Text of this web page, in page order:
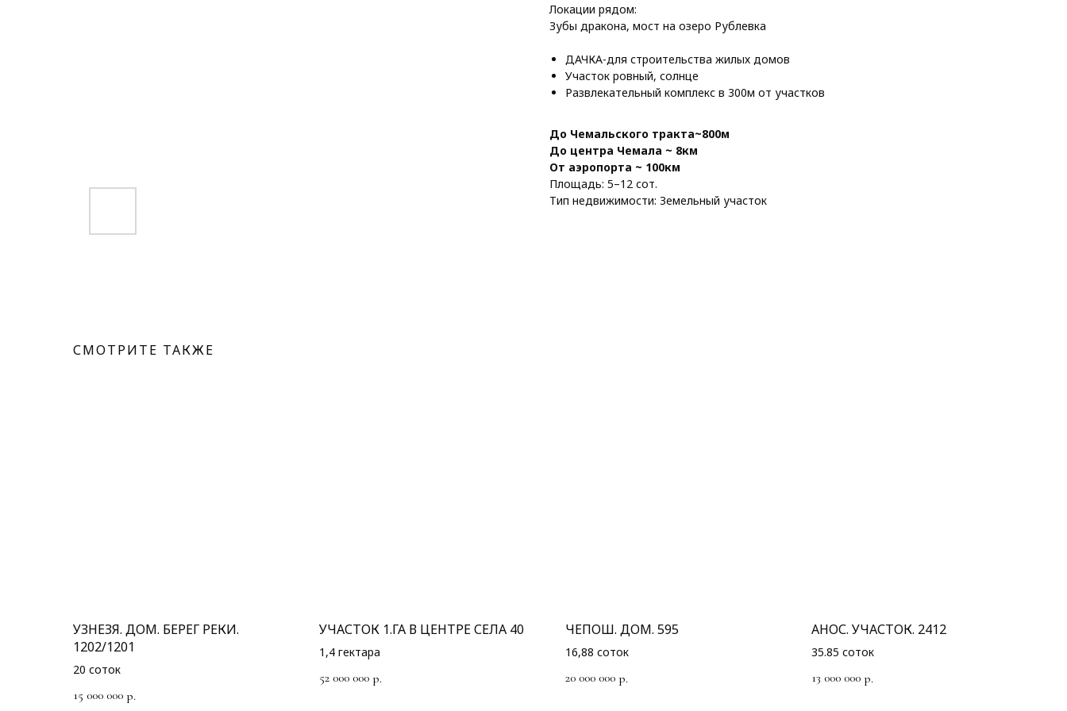
Локации рядом:
Зубы дракона, мост на озеро Рублевка
ДАЧКА-для строительства жилых домов
Участок ровный, солнце
Развлекательный комплекс в 300м от участков
До Чемальского тракта~800м
До центра Чемала ~ 8км
От аэропорта ~ 100км
Площадь: 5–12 сот.
Тип недвижимости: Земельный участок
СМОТРИТЕ ТАКЖЕ
УЗНЕЗЯ. ДОМ. БЕРЕГ РЕКИ.
1202/1201
20 соток
15 000 000 р.
УЧАСТОК 1.ГА В ЦЕНТРЕ СЕЛА 40
1,4 гектара
52 000 000 р.
ЧЕПОШ. ДОМ. 595
16,88 соток
20 000 000 р.
АНОС. УЧАСТОК. 2412
35.85 соток
13 000 000 р.